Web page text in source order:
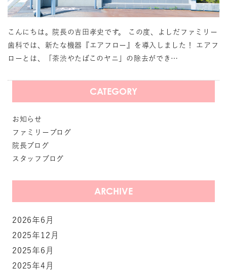
こんにちは。院長の吉田孝史です。 この度、よしだファミリー
歯科では、新たな機器『エアフロー』を導入しました！ エアフ
ローとは、「茶渋やたばこのヤニ」の除去ができ…
CATEGORY
お知らせ
ファミリーブログ
院長ブログ
スタッフブログ
ARCHIVE
2026年6月
2025年12月
2025年6月
2025年4月